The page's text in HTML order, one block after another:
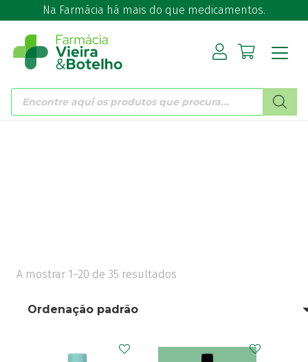
Na Farmácia há mais do que medicamentos.
Products
search
A mostrar 1–20 de 35 resultados